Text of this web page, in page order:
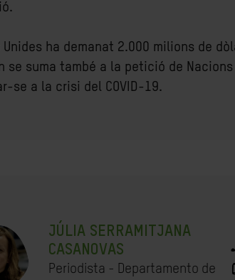
Unides ha demanat 2.000 milions de
se suma també a la petició de
se a la crisi del COVID-19.
JÚLIA SERRAMITJANA
CASANOVAS
Periodista - Departamento de